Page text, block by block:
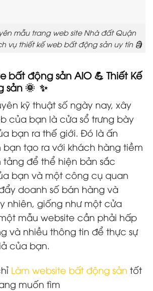
mẫu trang web site Nhà đất Quận
vụ thiết kế web bất động sản uy tín 🗿
bất động sản AIO 💪 Thiết Kế
sản 🌞 ✨
kỹ thuật số ngày nay, xây
của bạn là cửa sổ trưng bày
bạn ra thế giới. Đó là ấn
tạo ra với khách hàng tiềm
tảng để thể hiện bản sắc
bạn và một công cụ quan
doanh số bán hàng và
nhiên, giống như một cửa
mẫu website cần phải hấp
và nhiều thông tin để thực sự
của bạn.
Làm website bất động sản tốt
muốn tìm